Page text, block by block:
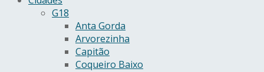
G18
Anta Gorda
Arvorezinha
Capitão
Coqueiro Baixo